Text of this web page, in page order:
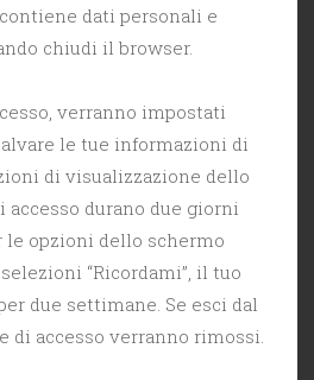
dati personali e
chiudi il browser.
verranno impostati
le tue informazioni di
di visualizzazione dello
accesso durano due giorni
opzioni dello schermo
“Ricordami”, il tuo
due settimane. Se esci dal
di accesso verranno rimossi.